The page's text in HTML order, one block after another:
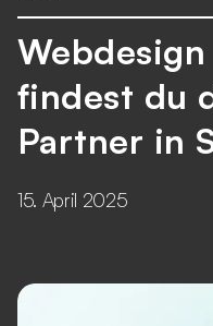
findest du
Partner in
15. April 2025